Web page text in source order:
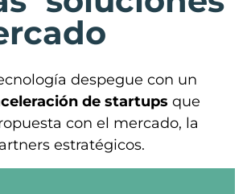
despegue con un
de startups que
con el mercado, la
estratégicos.